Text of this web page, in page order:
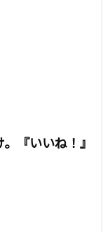
『いいね！』